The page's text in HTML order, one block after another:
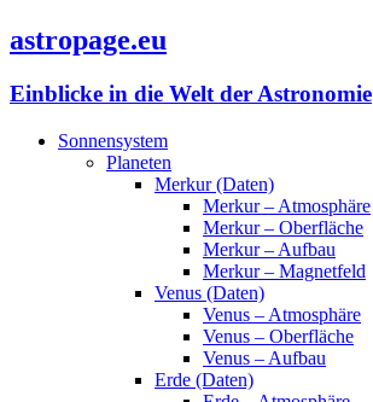
astropage.eu
Einblicke in die Welt der Astronomie
Sonnensystem
Planeten
Merkur (Daten)
Merkur – Atmosphäre
Merkur – Oberfläche
Merkur – Aufbau
Merkur – Magnetfeld
Venus (Daten)
Venus – Atmosphäre
Venus – Oberfläche
Venus – Aufbau
Erde (Daten)